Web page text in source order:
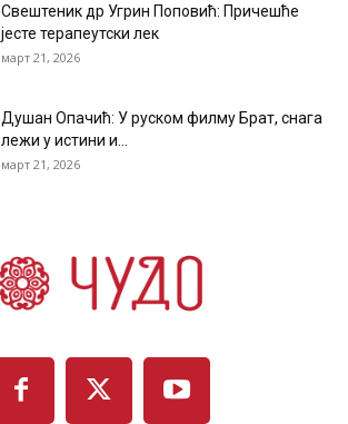
Свештеник др Угрин Поповић: Причешће
јесте терапеутски лек
март 21, 2026
Душан Опачић: У руском филму Брат, снага
лежи у истини и...
март 21, 2026